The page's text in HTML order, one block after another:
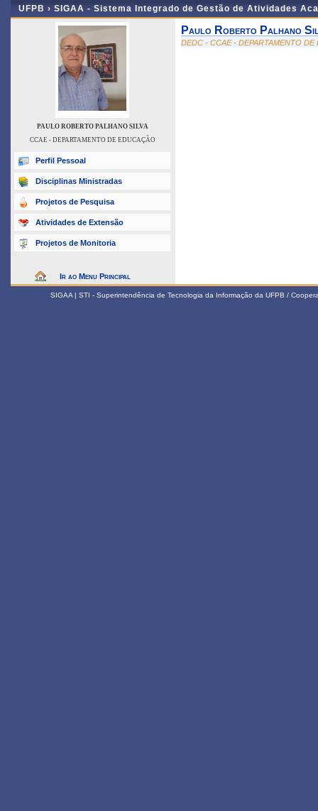
UFPB › SIGAA - Sistema Integrado de Gestão de Atividades
PAULO ROBERTO PALHANO SILVA
CCAE - DEPARTAMENTO DE EDUCAÇÃO
Perfil Pessoal
Disciplinas Ministradas
Projetos de Pesquisa
Atividades de Extensão
Projetos de Monitoria
Ir ao Menu Principal
Paulo Roberto Palhano
DEDC - CCAE - DEPARTAMENTO DE
SIGAA | STI - Superintendência de Tecnologia da Informação da UFPB /